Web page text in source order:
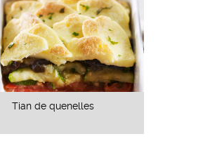
Tian de quenelles